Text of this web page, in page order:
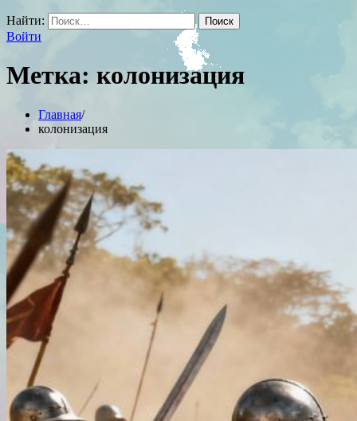
Найти:
Войти
Метка: колонизация
Главная
колонизация